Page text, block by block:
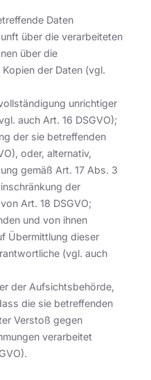
Daten
über die verarbeiteten
über die
der Daten (vgl.
unrichtiger
auch Art. 16 DSGVO);
der sie betreffenden
oder, alternativ,
gemäß Art. 17 Abs. 3
der
Art. 18 DSGVO;
und von ihnen
Übermittlung dieser
(vgl. auch
der Aufsichtsbehörde,
die sie betreffenden
Verstoß gegen
verarbeitet